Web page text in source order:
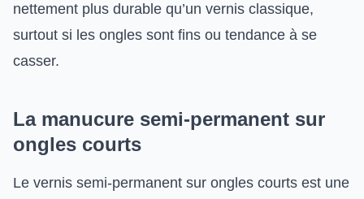
nettement plus durable qu’un vernis classique,
surtout si les ongles sont fins ou tendance à se
casser.
La manucure semi-permanent sur
ongles courts
Le vernis semi-permanent sur ongles courts est une